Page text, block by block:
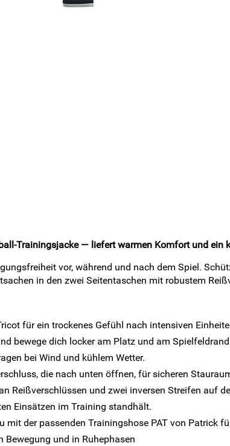
Trainingsjacke — liefert warmen Komfort und ein
vor, während und nach dem Spiel.
in den zwei Seitentaschen mit robustem
für ein trockenes Gefühl nach intensiven
bewege dich locker am Platz und am
bei Wind und kühlem Wetter.
die nach unten öffnen, für sicheren
Reißverschlüssen und zwei inversen Streifen auf
Einsätzen im Training standhält.
der passenden Trainingshose PAT von Patrick
und in Ruhephasen